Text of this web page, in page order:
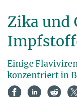
Zika und
Einige
konzentriert in